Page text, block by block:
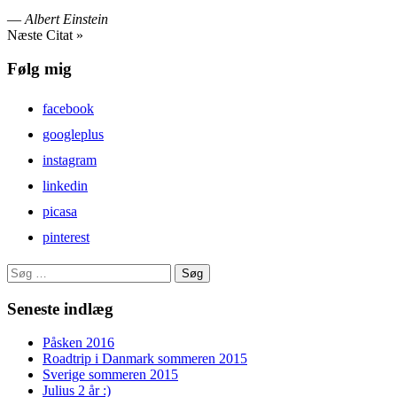
— Albert Einstein
Næste Citat »
Følg mig
facebook
googleplus
instagram
linkedin
picasa
pinterest
Søg
efter:
Seneste indlæg
Påsken 2016
Roadtrip i Danmark sommeren 2015
Sverige sommeren 2015
Julius 2 år :)